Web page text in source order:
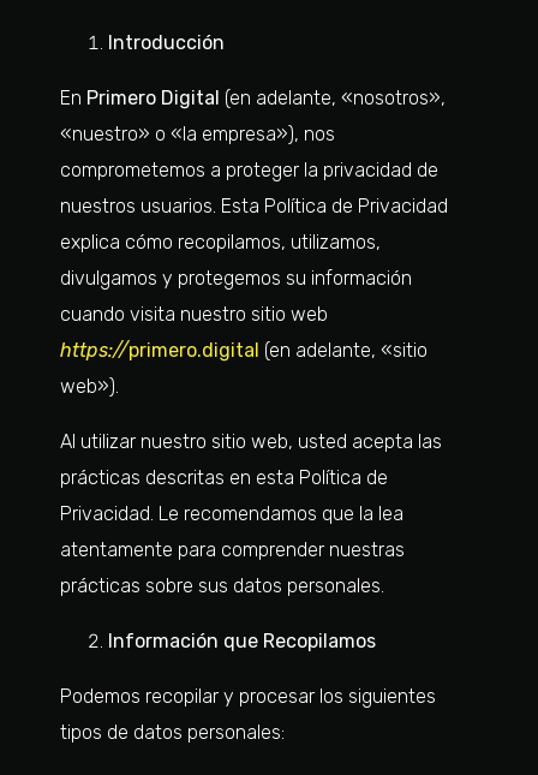
Introducción
En Primero Digital (en adelante, «nosotros»,
«nuestro» o «la empresa»), nos
comprometemos a proteger la privacidad de
nuestros usuarios. Esta Política de Privacidad
explica cómo recopilamos, utilizamos,
divulgamos y protegemos su información
cuando visita nuestro sitio web
https://primero.digital (en adelante, «sitio
web»).
Al utilizar nuestro sitio web, usted acepta las
prácticas descritas en esta Política de
Privacidad. Le recomendamos que la lea
atentamente para comprender nuestras
prácticas sobre sus datos personales.
Información que Recopilamos
Podemos recopilar y procesar los siguientes
tipos de datos personales: